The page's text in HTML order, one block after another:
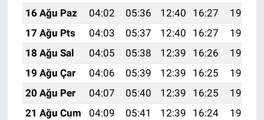
16 Ağu Paz
04:02 05:36 12:40 16:27
19:34
17 Ağu Pts
04:03 05:37 12:40 16:27
19:32
18 Ağu Sal
04:05 05:38 12:39 16:26
19:31
19 Ağu Çar
04:06 05:39 12:39 16:25
19:30
20 Ağu Per
04:07 05:40 12:39 16:25
19:28
21 Ağu Cum
04:09 05:41 12:39 16:24
19:27